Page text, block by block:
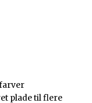
plade til flere